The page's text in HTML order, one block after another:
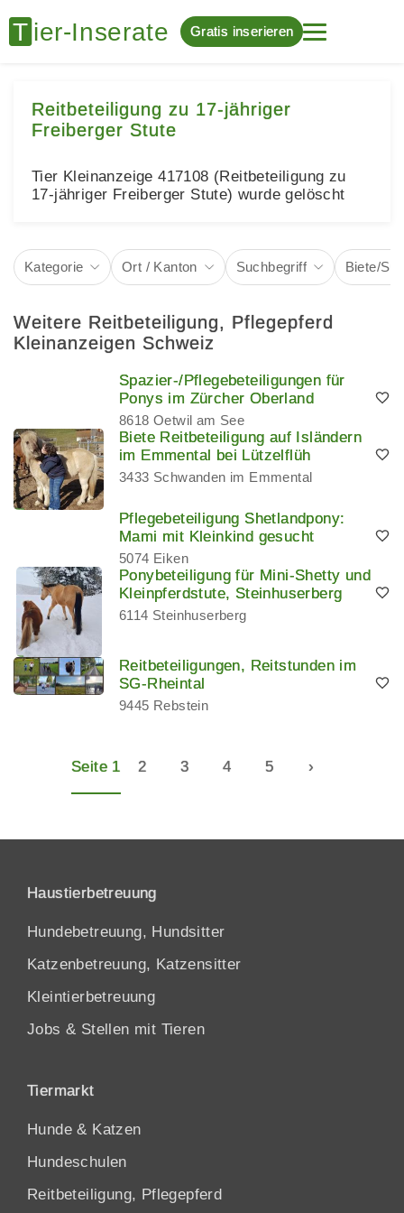
Gratis inserieren
Reitbeteiligung zu 17-jähriger
Freiberger Stute
Tier Kleinanzeige 417108 (Reitbeteiligung zu
17-jähriger Freiberger Stute) wurde gelöscht
Kategorie Ort / Kanton Suchbegriff Biete/
Weitere Reitbeteiligung, Pflegepferd
Kleinanzeigen Schweiz
Spazier-/Pflegebeteiligungen für
Ponys im Zürcher Oberland
8618 Oetwil am See
Biete Reitbeteiligung auf Isländern
im Emmental bei Lützelflüh
3433 Schwanden im Emmental
Pflegebeteiligung Shetlandpony:
Mami mit Kleinkind gesucht
5074 Eiken
Ponybeteiligung für Mini-Shetty und
Kleinpferdstute, Steinhuserberg
6114 Steinhuserberg
Reitbeteiligungen, Reitstunden im
SG-Rheintal
9445 Rebstein
Seite 1 2 3 4 5 ›
Haustierbetreuung
Hundebetreuung, Hundsitter
Katzenbetreuung, Katzensitter
Kleintierbetreuung
Jobs & Stellen mit Tieren
Tiermarkt
Hunde & Katzen
Hundeschulen
Reitbeteiligung, Pflegepferd